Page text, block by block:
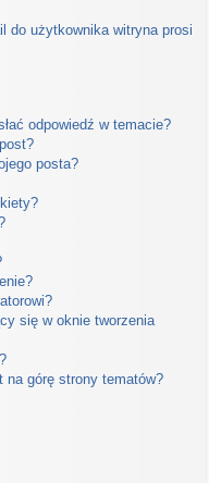
do użytkownika witryna prosi
odpowiedź w temacie?
posta?
się w oknie tworzenia
na górę strony tematów?